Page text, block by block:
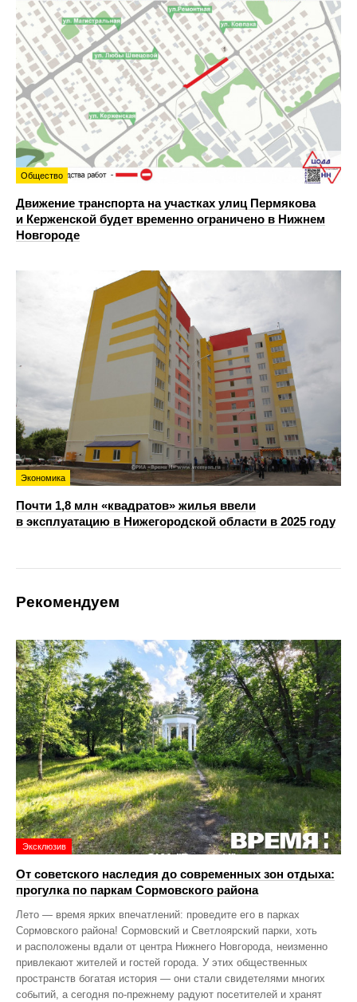
Общество
Движение транспорта на участках улиц Пермякова
и Керженской будет временно ограничено в Нижнем
Новгороде
Экономика
Почти 1,8 млн «квадратов» жилья ввели
в эксплуатацию в Нижегородской области в 2025 году
Рекомендуем
Эксклюзив
От советского наследия до современных зон отдыха:
прогулка по паркам Сормовского района
Лето — время ярких впечатлений: проведите его в парках
Сормовского района! Сормовский и Светлоярский парки, хоть
и расположены вдали от центра Нижнего Новгорода, неизменно
привлекают жителей и гостей города. У этих общественных
пространств богатая история — они стали свидетелями многих
событий, а сегодня по‑прежнему радуют посетителей и хранят